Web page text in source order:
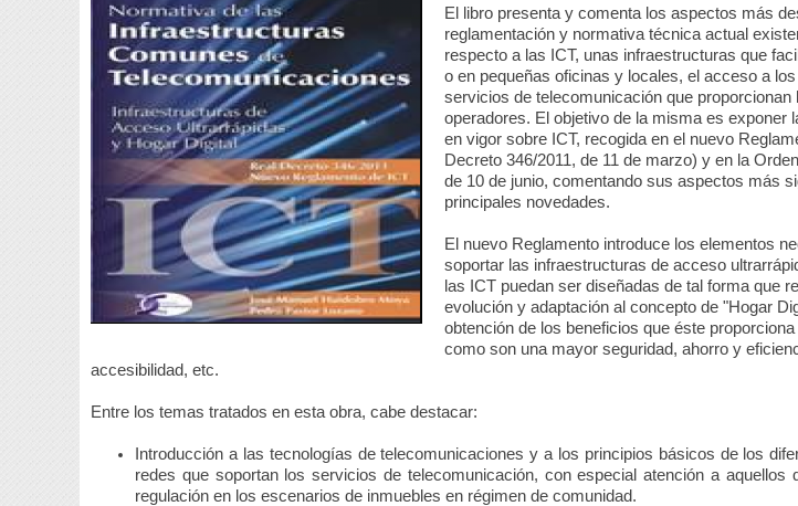
El libro presenta y comenta los aspectos más
reglamentación y normativa técnica actual
respecto a las ICT, unas infraestructuras que
o en pequeñas oficinas y locales, el acceso a
servicios de telecomunicación que proporcionan
operadores. El objetivo de la misma es exponer
en vigor sobre ICT, recogida en el nuevo
Decreto 346/2011, de 11 de marzo) y en la
de 10 de junio, comentando sus aspectos más
principales novedades.
El nuevo Reglamento introduce los elementos
soportar las infraestructuras de acceso
las ICT puedan ser diseñadas de tal forma que
evolución y adaptación al concepto de "Hogar
obtención de los beneficios que éste
como son una mayor seguridad, ahorro y
accesibilidad, etc.
Entre los temas tratados en esta obra, cabe destacar:
Introducción a las tecnologías de telecomunicaciones y a los principios básicos de los
redes que soportan los servicios de telecomunicación, con especial atención a aquellos
regulación en los escenarios de inmuebles en régimen de comunidad.